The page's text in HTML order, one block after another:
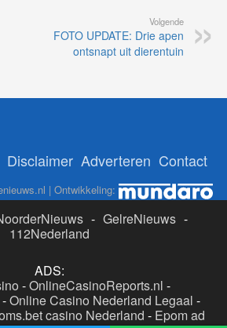
Volgende
FOTO UPDATE: Drie apen
ontsnapt uit dierentuin
Disclaimer Adverteren Contact
| Ontwikkeling:
- GelreNieuws -
112Nederland
ADS:
-OnlineCasinoReports.nl -
-Online Casino Nederland Legaal -
casino Nederland - Epom ad